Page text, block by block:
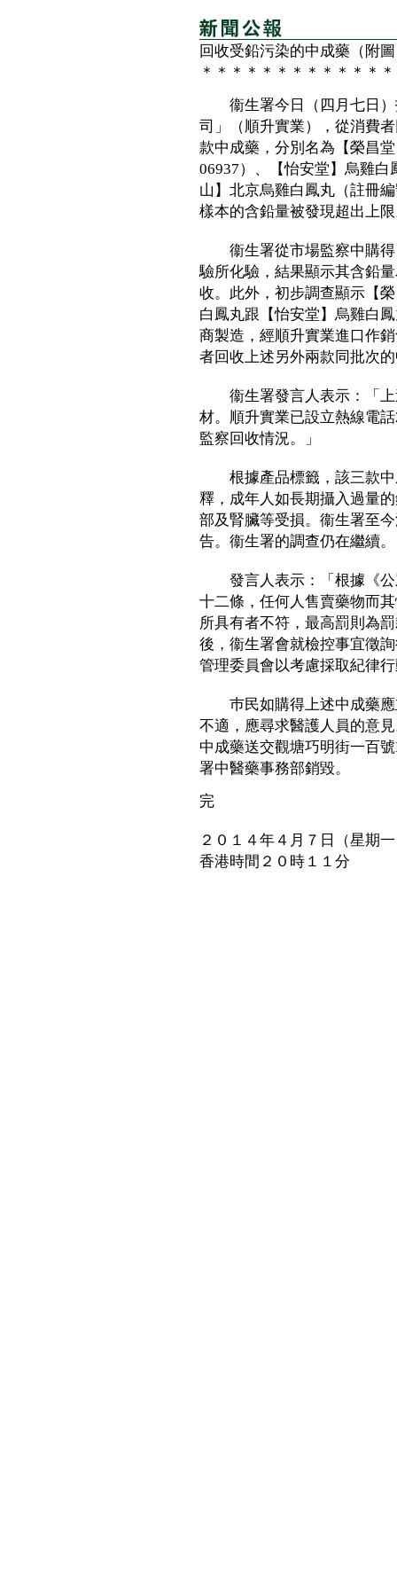
回收受鉛污染的中成藥（附
＊＊＊＊＊＊＊＊＊＊＊＊
衞生署今日（四月七日）
司」（順升實業），從消費
款中成藥，分別名為【榮昌
06937）、【怡安堂】烏雞白
山】北京烏雞白鳳丸（註冊
樣本的含鉛量被發現超出上
衞生署從市場監察中購得
驗所化驗，結果顯示其含鉛
收。此外，初步調查顯示【
白鳳丸跟【怡安堂】烏雞白
商製造，經順升實業進口作
者回收上述另外兩款同批次
衞生署發言人表示：「上
材。順升實業已設立熱線電
監察回收情況。」
根據產品標籤，該三款中
釋，成年人如長期攝入過量
部及腎臟等受損。衞生署至
告。衞生署的調查仍在繼續。
發言人表示：「根據《公
十二條，任何人售賣藥物而
所具有者不符，最高罰則為
後，衞生署會就檢控事宜徵
管理委員會以考慮採取紀律
巿民如購得上述中成藥應
不適，應尋求醫護人員的意
中成藥送交觀塘巧明街一百
署中醫藥事務部銷毀。
完
２０１４年４月７日（星期
香港時間２０時１１分